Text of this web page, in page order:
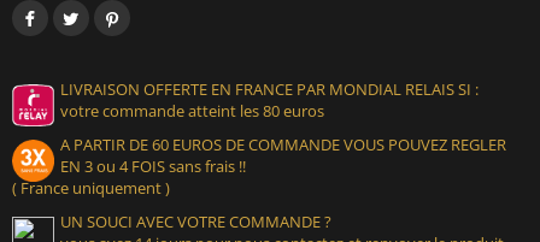
LIVRAISON OFFERTE EN FRANCE PAR MONDIAL RELAIS SI :
votre commande atteint les 80 euros
A PARTIR DE 60 EUROS DE COMMANDE VOUS POUVEZ REGLER
EN 3 ou 4 FOIS sans frais !!
( France uniquement )
UN SOUCI AVEC VOTRE COMMANDE ?